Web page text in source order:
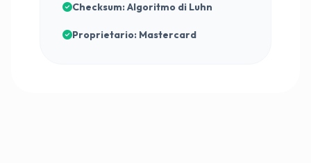
Checksum: Algoritmo di Luhn
Proprietario: Mastercard